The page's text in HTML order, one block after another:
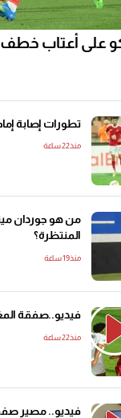
على أعتاب
تطورات إصابة
منذ22 ساعة
من هو جوردان
المنتظرة؟
منذ19 ساعة
فيديو..صفقة
منذ22 ساعة
فيديو.. مصير